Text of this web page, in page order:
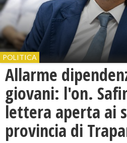
POLITICA
Allarme
giovani: l'on.
lettera aperta ai
provincia di